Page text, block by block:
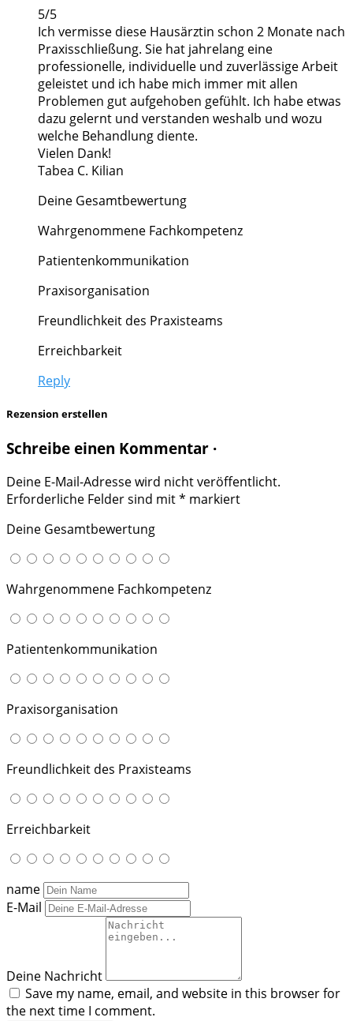
5/5
Ich vermisse diese Hausärztin schon 2 Monate nach
Praxisschließung. Sie hat jahrelang eine
professionelle, individuelle und zuverlässige Arbeit
geleistet und ich habe mich immer mit allen
Problemen gut aufgehoben gefühlt. Ich habe etwas
dazu gelernt und verstanden weshalb und wozu
welche Behandlung diente.
Vielen Dank!
Tabea C. Kilian
Deine Gesamtbewertung
Wahrgenommene Fachkompetenz
Patientenkommunikation
Praxisorganisation
Freundlichkeit des Praxisteams
Erreichbarkeit
Reply
Rezension erstellen
Schreibe einen Kommentar ·
Deine E-Mail-Adresse wird nicht veröffentlicht.
Erforderliche Felder sind mit* markiert
Deine Gesamtbewertung
Wahrgenommene Fachkompetenz
Patientenkommunikation
Praxisorganisation
Freundlichkeit des Praxisteams
Erreichbarkeit
name
E-Mail
Deine Nachricht
Save my name, email, and website in this browser for
the next time I comment.